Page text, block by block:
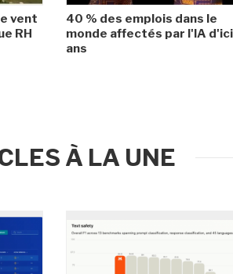
vent
RH
40 % des emplois dans le
monde affectés par l'IA
ans
À LA UNE